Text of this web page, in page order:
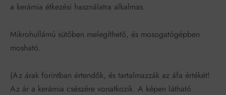
a kerámia étkezési használatra alkalmas.
Mikrohullámú sütőben melegíthető, és mosogatógépben
mosható.
(Az árak forintban értendők, és tartalmazzák az áfa értékét!
Az ár a kerámia csészére vonatkozik. A képen látható